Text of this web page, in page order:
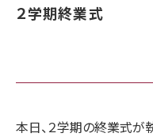
２学期終業式
本日、２学期の終業式が